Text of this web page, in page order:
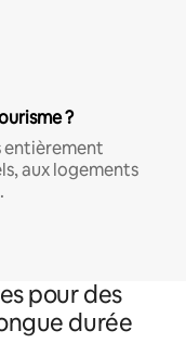
?
entièrement
aux logements
pour des
durée